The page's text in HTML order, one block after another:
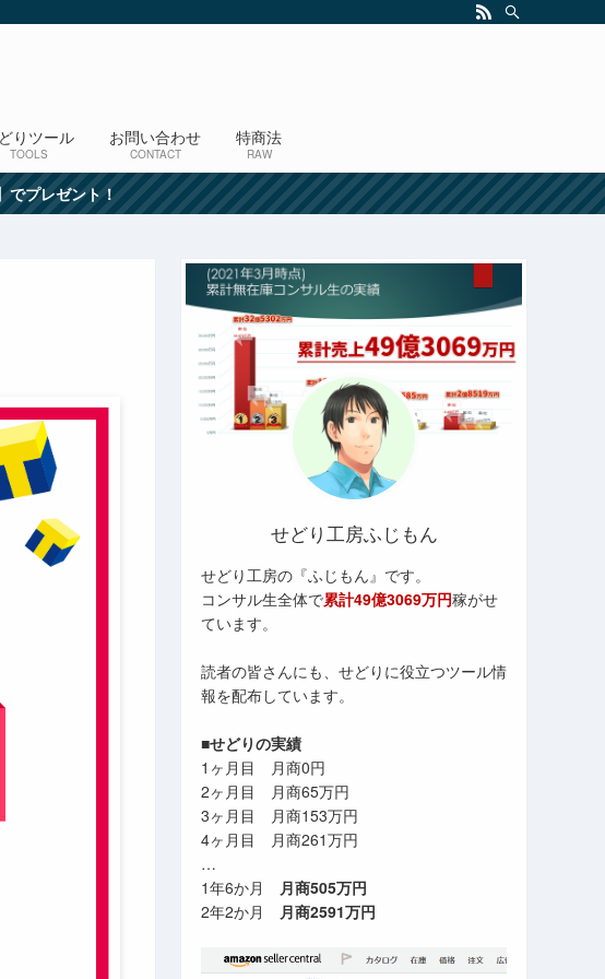
りツール
TOOLS
お問い合わせ
CONTACT
特商法
RAW
でプレゼント！
せどり工房ふじもん
せどり工房の『ふじもん』です。
コンサル生全体で累計49億3069万円稼がせ
ています。
読者の皆さんにも、せどりに役立つツール情
報を配布しています。
■せどりの実績
1ヶ月目 月商0円
2ヶ月目 月商65万円
3ヶ月目 月商153万円
4ヶ月目 月商261万円
…
1年6か月 月商505万円
2年2か月 月商2591万円